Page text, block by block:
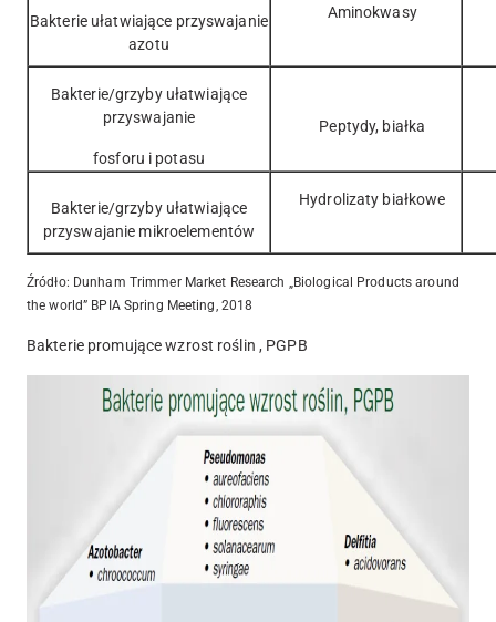
Bakterie ułatwiające przyswajanie
azotu
Aminokwasy
Bakterie/grzyby ułatwiające
przyswajanie
fosforu i potasu
Peptydy, białka
Bakterie/grzyby ułatwiające
przyswajanie mikroelementów
Hydrolizaty białkowe
Źródło: Dunham Trimmer Market Research „Biological Products around
the world” BPIA Spring Meeting, 2018
Bakterie promujące wzrost roślin , PGPB